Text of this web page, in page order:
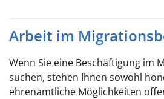
Arbeit im
Wenn Sie eine Beschäftigung im
suchen, stehen Ihnen sowohl
ehrenamtliche Möglichkeiten